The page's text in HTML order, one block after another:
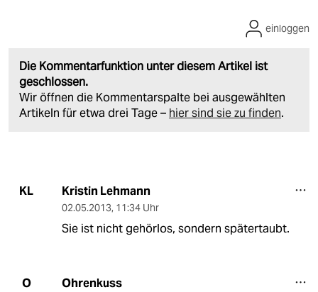
Die Kommentarfunktion unter diesem Artikel ist
geschlossen.
Wir öffnen die Kommentarspalte bei ausgewählten
Artikeln für etwa drei Tage – hier sind sie zu finden.
einloggen
KL Kristin Lehmann
02.05.2013, 11:34 Uhr
Sie ist nicht gehörlos, sondern spätertaubt.
O Ohrenkuss